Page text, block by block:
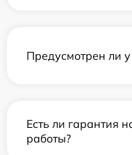
Предусмотрен ли
Есть ли гарантия
работы?